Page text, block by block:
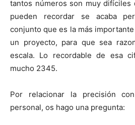
tantos números son muy
pueden recordar se acaba
conjunto que es la más
un proyecto, para que sea
escala. Lo recordable de esa
mucho 2345.
Por relacionar la precisión
personal, os hago una pregunta: